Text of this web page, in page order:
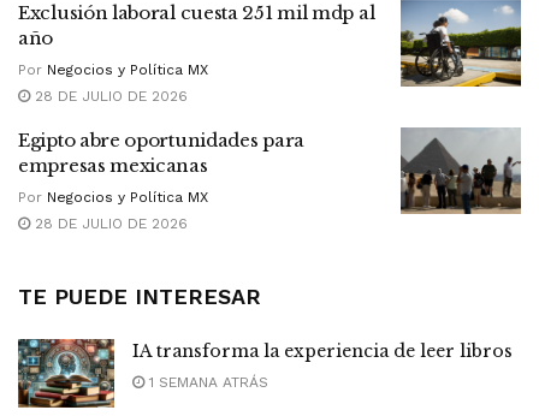
Exclusión laboral cuesta 251 mil mdp al
año
Por Negocios y Política MX
28 DE JULIO DE 2026
Egipto abre oportunidades para
empresas mexicanas
Por Negocios y Política MX
28 DE JULIO DE 2026
TE PUEDE INTERESAR
IA transforma la experiencia de leer libros
1 SEMANA ATRÁS